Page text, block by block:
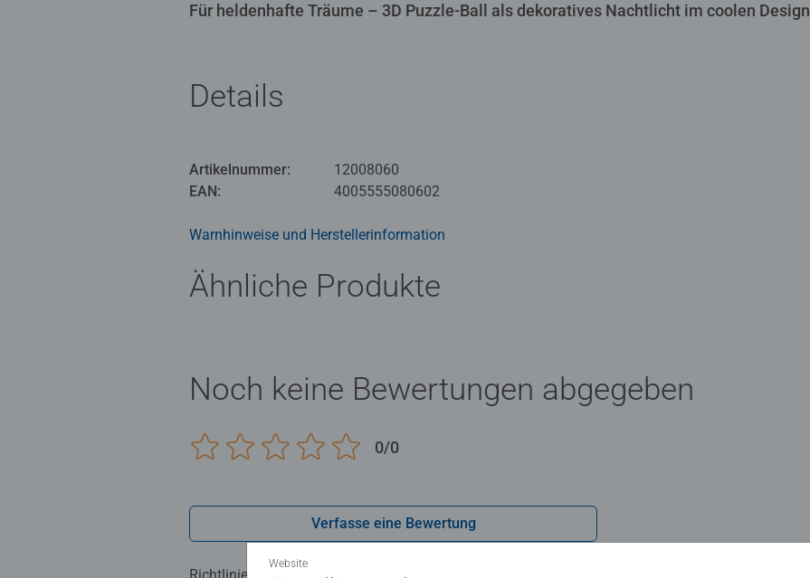
Für heldenhafte Träume – 3D Puzzle-Ball als dekoratives Nachtlicht im coolen Design
Details
Artikelnummer:
12008060
EAN:
4005555080602
Warnhinweise und Herstellerinformation
Ähnliche Produkte
Noch keine Bewertungen abgegeben
0/0
Verfasse eine Bewertung
Website